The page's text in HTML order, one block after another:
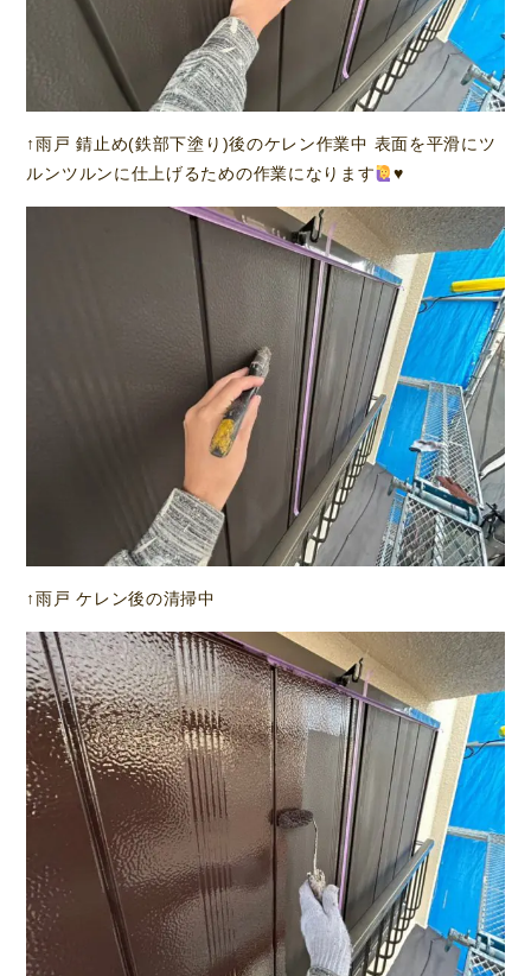
↑雨戸 錆止め(鉄部下塗り)後のケレン作業中 表面を平滑にツ
ルンツルンに仕上げるための作業になります
♥️
↑雨戸 ケレン後の清掃中